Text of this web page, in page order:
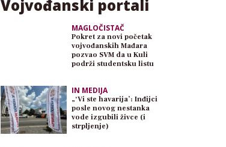
Vojvođanski portali
MAGLOČISTAČ
Pokret za novi početak
vojvođanskih Mađara
pozvao SVM da u Kuli
podrži studentsku listu
IN MEDIJA
„‘Vi ste havarija’: Inđijci
posle novog nestanka
vode izgubili živce (i
strpljenje)